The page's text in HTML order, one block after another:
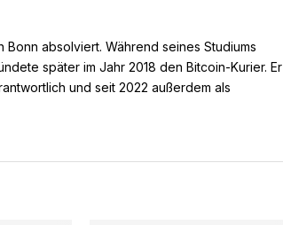
absolviert. Während seines Studiums
später im Jahr 2018 den Bitcoin-Kurier. Er
und seit 2022 außerdem als